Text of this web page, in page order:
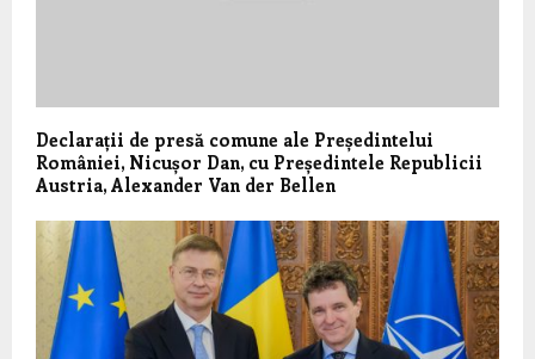
Declarații de presă comune ale Președintelui
României, Nicușor Dan, cu Președintele Republicii
Austria, Alexander Van der Bellen